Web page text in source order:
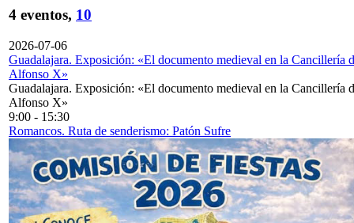
4 eventos, 10
2026-07-06
Guadalajara. Exposición: «El documento medieval en la Cancillería
Alfonso X»
Guadalajara. Exposición: «El documento medieval en la Cancillería
Alfonso X»
9:00 - 15:30
Romancos. Ruta de senderismo: Patón Sufre